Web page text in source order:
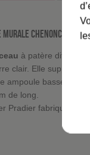
murale Chenonceau à
à patère diffuse
clair. Elle supporte
ampoule basse
de long.
Pradier fabrique des